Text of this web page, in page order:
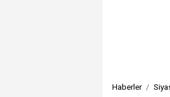
Haberler